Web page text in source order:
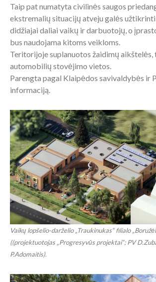
Taip pat numatyta civilinės saugos
ekstremalių situacijų atveju galės užtikrinti
didžiajai daliai vaikų ir darbuotojų, o
bus naudojama kitoms veikloms.
Teritorijoje suplanuotos žaidimų aikštelės,
automobilių stovėjimo vietos.
Parengta pagal Klaipėdos savivaldybės ir
informaciją.
Vaikų lopšelio-darželio „Traukinukas“ filialo
((projektuotojas „Progresyvūs projektai“; PV
P.Adomaitis).